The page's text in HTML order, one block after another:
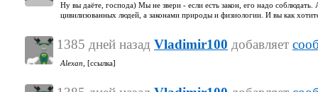
Ну вы даёте, господа) Мы не звери - если есть закон, его надо
цивилизованных людей, а законами природы и физиологии. И вы как
1385 дней назад Vladimir100 добавляет
Alexan, [ссылка]